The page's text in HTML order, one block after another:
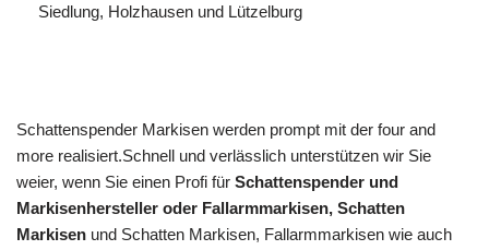
Siedlung, Holzhausen und Lützelburg
Schattenspender Markisen werden prompt mit der four and
more realisiert.Schnell und verlässlich unterstützen wir Sie
weier, wenn Sie einen Profi für Schattenspender und
Markisenhersteller oder Fallarmmarkisen, Schatten
Markisen und Schatten Markisen, Fallarmmarkisen wie auch